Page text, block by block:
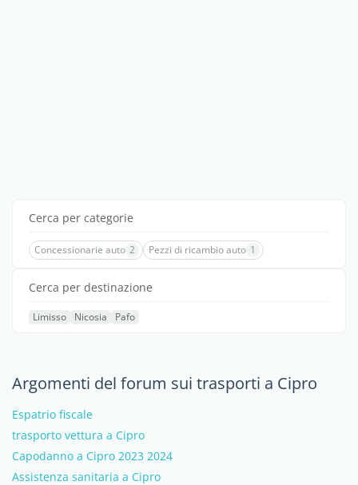
Cerca per categorie
Concessionarie auto 2 Pezzi di ricambio auto 1
Cerca per destinazione
Limisso Nicosia Pafo
Argomenti del forum sui trasporti a Cipro
Espatrio fiscale
trasporto vettura a Cipro
Capodanno a Cipro 2023 2024
Assistenza sanitaria a Cipro